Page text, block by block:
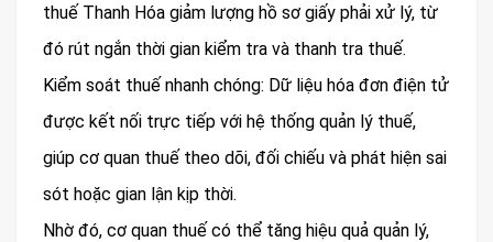
thuế Thanh Hóa giảm lượng hồ sơ giấy phải xử lý, từ
đó rút ngắn thời gian kiểm tra và thanh tra thuế.
Kiểm soát thuế nhanh chóng: Dữ liệu hóa đơn điện tử
được kết nối trực tiếp với hệ thống quản lý thuế,
giúp cơ quan thuế theo dõi, đối chiếu và phát hiện sai
sót hoặc gian lận kịp thời.
Nhờ đó, cơ quan thuế có thể tăng hiệu quả quản lý,